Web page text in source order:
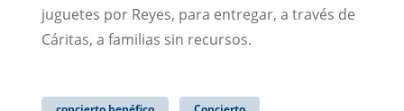
juguetes por Reyes, para entregar, a través de
Cáritas, a familias sin recursos.